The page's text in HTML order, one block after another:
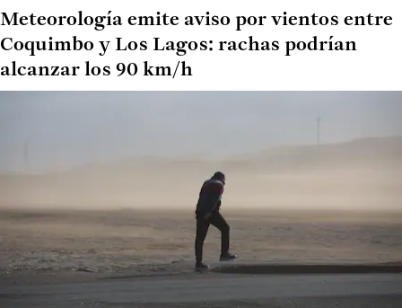
Meteorología emite aviso por vientos entre
Coquimbo y Los Lagos: rachas podrían
alcanzar los 90 km/h